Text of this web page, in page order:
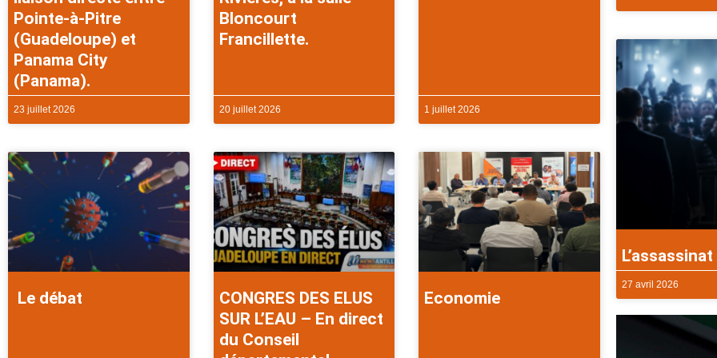
Pointe-à-Pitre
(Guadeloupe) et
Panama City
(Panama).
23 juillet 2026
Bloncourt
Francillette.
20 juillet 2026 1 juillet 2026
Le débat
CONGRES DES ELUS
SUR L’EAU – En direct
du Conseil
Economie
27 avril 2026